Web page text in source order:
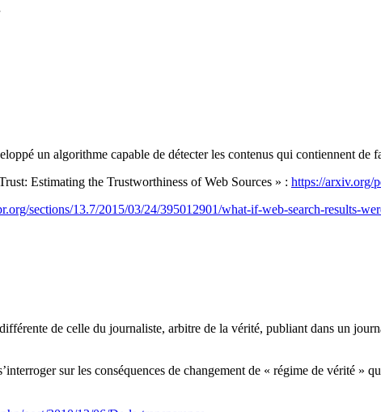
un algorithme capable de détecter les contenus qui contiennent
Estimating the Trustworthiness of Web Sources » : https://arxiv.org/
sections/13.7/2015/03/24/395012901/what-if-web-search-results-
de celle du journaliste, arbitre de la vérité, publiant dans un
sur les conséquences de changement de « régime de vérité »